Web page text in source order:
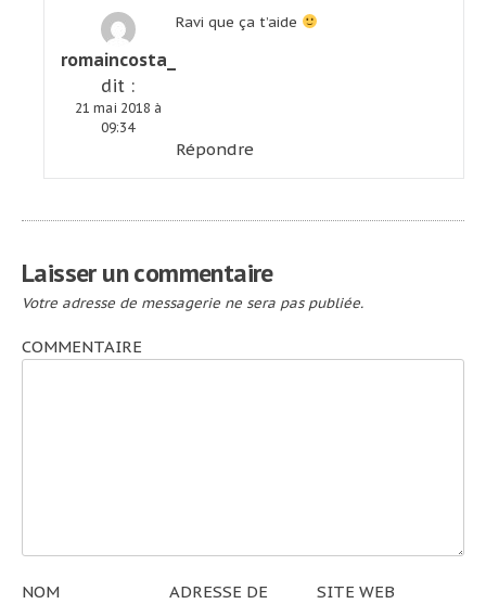
romaincosta_
dit :
21 mai 2018 à
09:34
Ravi que ça t’aide
Répondre
Laisser un commentaire
Votre adresse de messagerie ne sera pas publiée.
COMMENTAIRE
NOM ADRESSE DE SITE WEB